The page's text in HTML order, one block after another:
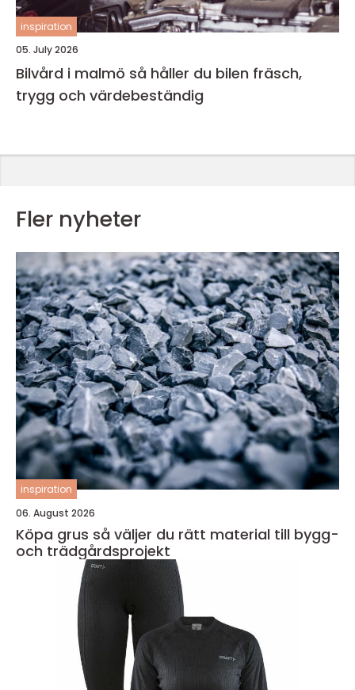
inspiration
05. July 2026
Bilvård i malmö så håller du bilen fräsch,
trygg och värdebeständig
Fler nyheter
inspiration
06. August 2026
Köpa grus så väljer du rätt material till bygg-
och trädgårdsprojekt